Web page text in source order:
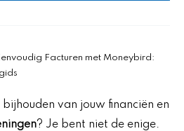
Facturen met Moneybird:
van jouw financiën en
? Je bent niet de enige.